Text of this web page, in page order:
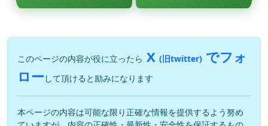
このページの内容が役に立ったら X (旧twitter) でフォ
ロー して頂けると励みになります
本ページの内容は可能な限り正確な情報を提供するよう努め